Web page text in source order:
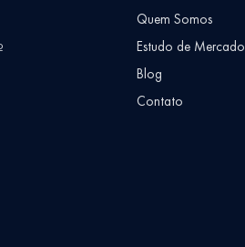
Quem Somos
Estudo de Mercado
Blog
Contato